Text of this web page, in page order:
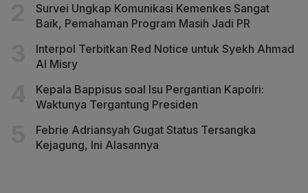
Survei Ungkap Komunikasi Kemenkes Sangat
Baik, Pemahaman Program Masih Jadi PR
Interpol Terbitkan Red Notice untuk Syekh Ahmad
Al Misry
Kepala Bappisus soal Isu Pergantian Kapolri:
Waktunya Tergantung Presiden
Febrie Adriansyah Gugat Status Tersangka
Kejagung, Ini Alasannya